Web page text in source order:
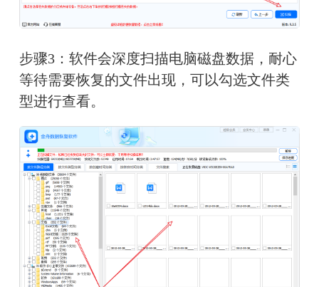
步骤3：软件会深度扫描电脑磁盘数据，耐心
等待需要恢复的文件出现，可以勾选文件类
型进行查看。